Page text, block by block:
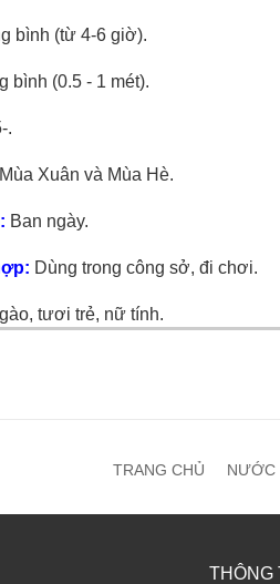
bình (từ 4-6 giờ).
bình (0.5 - 1 mét).
.
Mùa Xuân và Mùa Hè.
Ban ngày.
Dùng trong công sở, đi chơi.
tươi trẻ, nữ tính.
TRANG CHỦ NƯỚC
THÔNG